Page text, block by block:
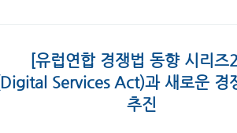
[유럽연합 경쟁법 동향 시리즈
Services Act)과 새로운
추진